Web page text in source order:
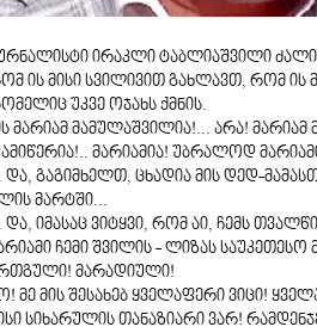
ირაკლი ტაბლიაშვილი
ის მისი სვილივით გახლავთ, რომ ის
უკვე ოჯახს ქმნის.
მარიამ მამულაშვილია!... არა!
მარიამია! უბრალოდ
და, გაგიმხელთ, ცხადია მის დედ-
მარტში...
და, იმასაც ვიტყვი, რომ აი, ჩემს
ჩემი შვილის - ლიზას
მარადიული!
მე მის შესახებ ყველაფერი ვიცი!
სიხარულის თანაზიარი ვარ!